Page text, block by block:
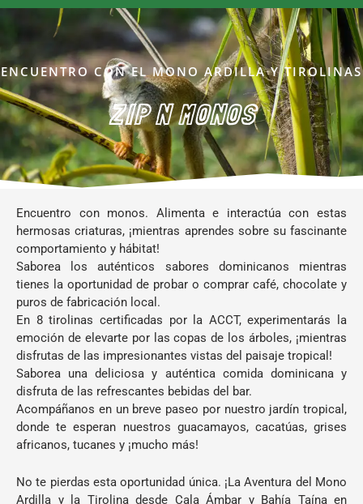
ENCUENTRO CON EL MONO ARDILLA Y TIROLINAS
ZIP N MONOS
Encuentro con monos. Alimenta e interactúa con estas
hermosas criaturas, ¡mientras aprendes sobre su fascinante
comportamiento y hábitat!
Saborea los auténticos sabores dominicanos mientras
tienes la oportunidad de probar o comprar café, chocolate y
puros de fabricación local.
En 8 tirolinas certificadas por la ACCT, experimentarás la
emoción de elevarte por las copas de los árboles, ¡mientras
disfrutas de las impresionantes vistas del paisaje tropical!
Saborea una deliciosa y auténtica comida dominicana y
disfruta de las refrescantes bebidas del bar.
Acompáñanos en un breve paseo por nuestro jardín tropical,
donde te esperan nuestros guacamayos, cacatúas, grises
africanos, tucanes y ¡mucho más!
No te pierdas esta oportunidad única. ¡La Aventura del Mono
Ardilla y la Tirolina desde Cala Ámbar y Bahía Taína en